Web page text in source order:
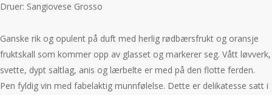
Druer: Sangiovese Grosso
Ganske rik og opulent på duft med herlig rødbærsfrukt og oransje
fruktskall som kommer opp av glasset og markerer seg. Vått løvverk,
svette, dypt saltlag, anis og lærbelte er med på den flotte ferden.
Pen fyldig vin med fabelaktig munnfølelse. Dette er delikatesse satt i